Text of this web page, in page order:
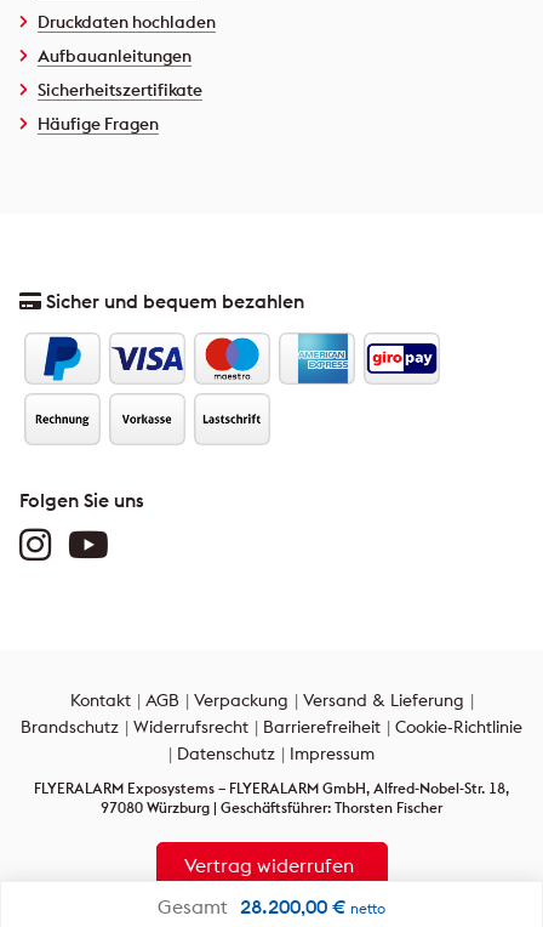
Gesamt 28.200,00 € netto
Druckdaten hochladen
Aufbauanleitungen
Sicherheitszertifikate
Häufige Fragen
Sicher und bequem bezahlen
Folgen Sie uns
Kontakt AGB Verpackung
Versand & Lieferung
Brandschutz
Widerrufsrecht Barrierefreiheit
Cookie-Richtlinie
Datenschutz
Impressum
FLYERALARM Exposystems – FLYERALARM GmbH, Alfred-Nobel-Str. 18,
97080 Würzburg | Geschäftsführer: Thorsten Fischer
Vertrag widerrufen
Alle Rechte vorbehalten: Alle auf dieser Internetpräsenz verwendeten Texte,